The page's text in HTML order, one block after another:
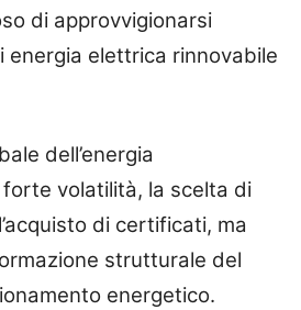
di approvvigionarsi
energia elettrica rinnovabile
dell’energia
volatilità, la scelta di
di certificati, ma
strutturale del
energetico.